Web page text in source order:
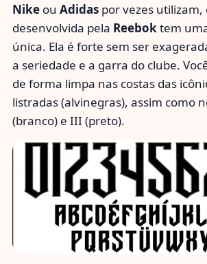
Nike ou Adidas por vezes
desenvolvida pela Reeboktem
única. Ela é forte sem ser
a seriedade e a garra do clube.
de forma limpa nas costas das
listradas (alvinegras), assim como
(branco) e III (preto).